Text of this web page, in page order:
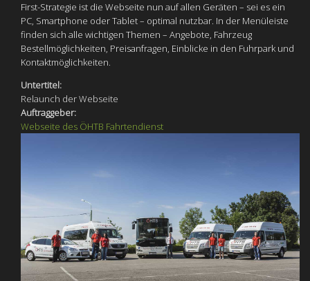
First-Strategie ist die Webseite nun auf allen Geräten – sei es ein
PC, Smartphone oder Tablet – optimal nutzbar. In der Menüleiste
finden sich alle wichtigen Themen – Angebote, Fahrzeug
Bestellmöglichkeiten, Preisanfragen, Einblicke in den Fuhrpark und
Kontaktmöglichkeiten.
Untertitel:
Relaunch der Webseite
Auftraggeber:
Webseite des ÖHTB Fahrtendienst